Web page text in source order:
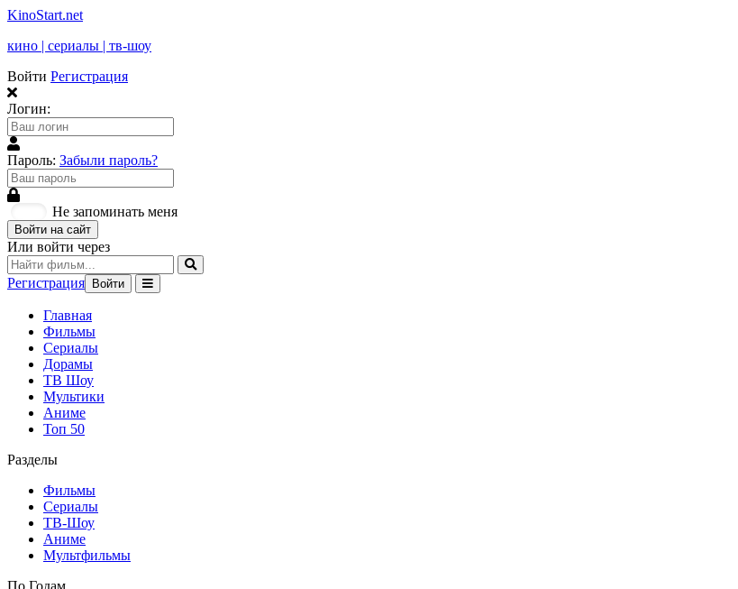
KinoStart.net
кино | сериалы | тв-шоу
Войти Регистрация
Логин:
Пароль: Забыли пароль?
Не запоминать меня
Войти на сайт
Или войти через
Регистрация Войти
Главная
Фильмы
Сериалы
Дорамы
ТВ Шоу
Мультики
Аниме
Топ 50
Разделы
Фильмы
Сериалы
ТВ-Шоу
Аниме
Мультфильмы
По Годам